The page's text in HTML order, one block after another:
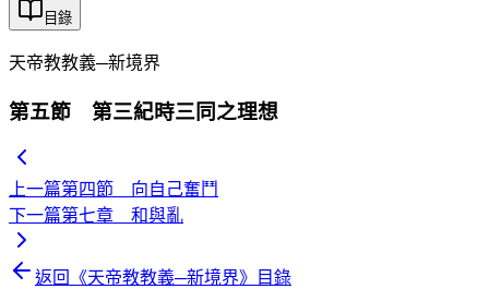
目錄
天帝教教義─新境界
第五節 第三紀時三同之理想
上一篇第四節 向自己奮鬥
下一篇第七章 和與亂
返回《天帝教教義─新境界》目錄